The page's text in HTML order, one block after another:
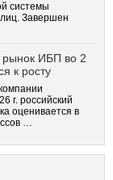
системы
Завершен
рынок ИБП во 2
к росту
г. российский
оценивается в
…